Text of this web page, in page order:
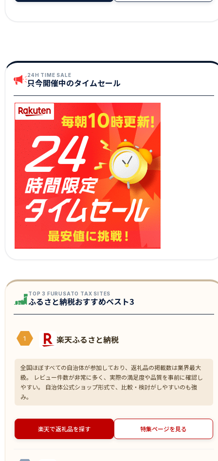
24H TIME SALE
只今開催中のタイムセール
TOP 3 FURUSATO TAX SITES
ふるさと納税おすすめベスト3
1 楽天ふるさと納税
全国ほぼすべての自治体が参加しており、返礼品の掲載数は業界最大
級。 レビュー件数が非常に多く、実際の満足度や品質を事前に確認し
やすい。 自治体公式ショップ形式で、比較・検討がしやすいのも強
み。
楽天で返礼品を探す 特集ページを見る